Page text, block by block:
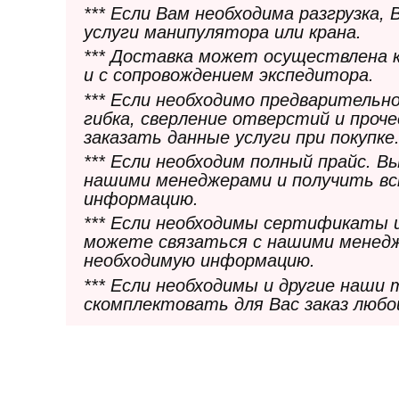
*** Если Вам необходима
услуги манипулятора или крана.
*** Доставка может осуществлена
и с сопровождением экспедитора.
*** Если необходимо
гибка, сверление отверстий и
заказать данные услуги при покупке.
*** Если необходим полный прайс.
нашими менеджерами и получить
информацию.
*** Если необходимы сертификаты
можете связаться с нашими
необходимую информацию.
*** Если необходимы и другие
скомплектовать для Вас заказ